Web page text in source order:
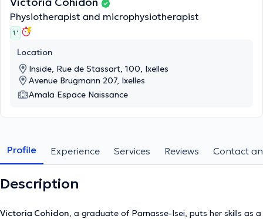
Physiotherapist and microphysiotherapist
1 '
Location
Inside, Rue de Stassart, 100, Ixelles
Avenue Brugmann 207, Ixelles
Amala Espace Naissance
Profile Experience Services Reviews Contact
Description
Victoria Cohidon, a graduate of Parnasse-Isei, puts her skills as a